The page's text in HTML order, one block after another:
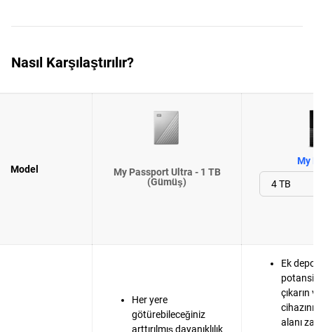
Nasıl Karşılaştırılır?
Model
My Passport Ultra - 1 TB
(Gümüş)
My
Her yere
götürebileceğiniz
arttırılmış dayanıklılık
Ek
çıkarın
alanı